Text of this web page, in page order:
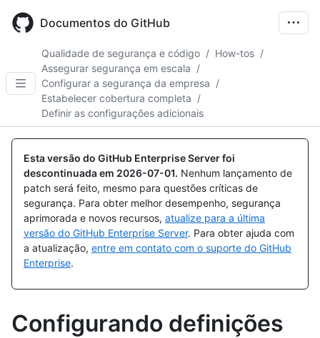
main
Documentos do GitHub
Qualidade de segurança e código / How-tos /
Assegurar segurança em escala /
Configurar a segurança da empresa /
Estabelecer cobertura completa /
Definir as configurações adicionais
Esta versão do GitHub Enterprise Server foi
descontinuada em 2026-07-01. Nenhum lançamento de
patch será feito, mesmo para questões críticas de
segurança. Para obter melhor desempenho, segurança
aprimorada e novos recursos, atualize para a última
versão do GitHub Enterprise Server. Para obter ajuda com
a atualização, entre em contato com o suporte do GitHub
Enterprise.
Configurando definições